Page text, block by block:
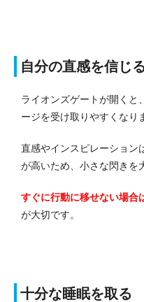
自分の直感を信じ
ライオンズゲートが開くと
ージを受け取りやすくなり
直感やインスピレーション
が高いため、小さな閃きを
すぐに行動に移せない場合
が大切です。
十分な睡眠を取る